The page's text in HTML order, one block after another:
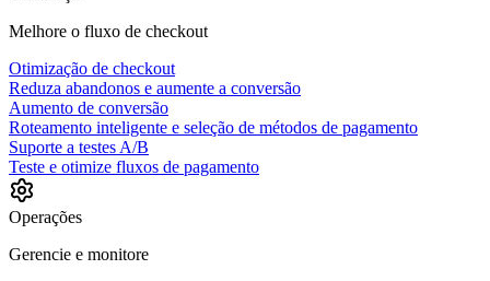
Melhore o fluxo de checkout
Otimização de checkout
Reduza abandonos e aumente a conversão
Aumento de conversão
Roteamento inteligente e seleção de métodos de pagamento
Suporte a testes A/B
Teste e otimize fluxos de pagamento
Operações
Gerencie e monitore